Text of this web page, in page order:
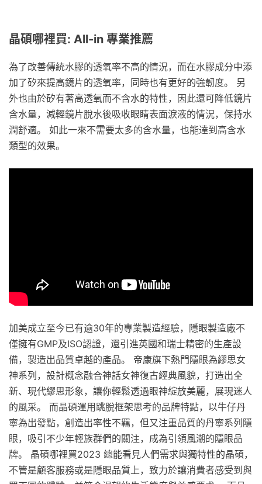
晶碩哪裡買: All-in 專業推薦
為了改善傳統水膠的透氧率不高的情況，而在水膠成分中添
加了矽來提高鏡片的透氧率，同時也有更好的強韌度。 另
外也由於矽有著高透氧而不含水的特性，因此還可降低鏡片
含水量，減輕鏡片脫水後吸收眼睛表面淚液的情況，保持水
潤舒適。 如此一來不需要太多的含水量，也能達到高含水
類型的效果。
加美成立至今已有逾30年的專業製造經驗，隱眼製造廠不
僅擁有GMP及ISO認證，還引進英國和瑞士精密的生產設
備，製造出品質卓越的產品。 帝康旗下熱門隱眼為繆思女
神系列，設計概念融合神話女神復古經典風貌，打造出全
新、現代繆思形象，讓你輕鬆透過眼神綻放美麗，展現迷人
的風采。 而晶碩運用跳脫框架思考的品牌特點，以牛仔丹
寧為出發點，創造出率性不羈，但又注重品質的丹寧系列隱
眼，吸引不少年輕族群們的關注，成為引領風潮的隱眼品
牌。 晶碩哪裡買2023 總能看見人們需求與獨特性的晶碩，
不管是顧客服務或是隱眼品質上，致力於讓消費者感受到與